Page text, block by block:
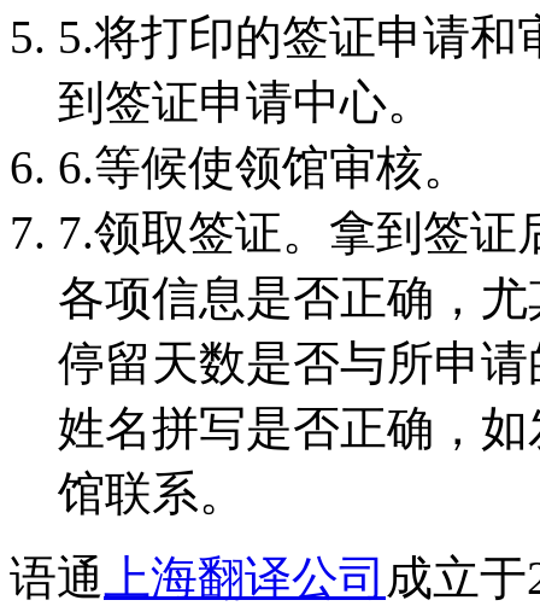
5.将打印的签证申请
到签证申请中心。
6.等候使领馆审核。
7.领取签证。拿到签
各项信息是否正确，
停留天数是否与所申
姓名拼写是否正确，
馆联系。
语通 上海翻译公司 成立